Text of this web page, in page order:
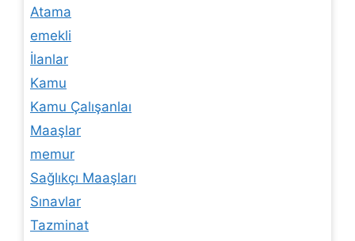
Atama
emekli
İlanlar
Kamu
Kamu Çalışanlaı
Maaşlar
memur
Sağlıkçı Maaşları
Sınavlar
Tazminat